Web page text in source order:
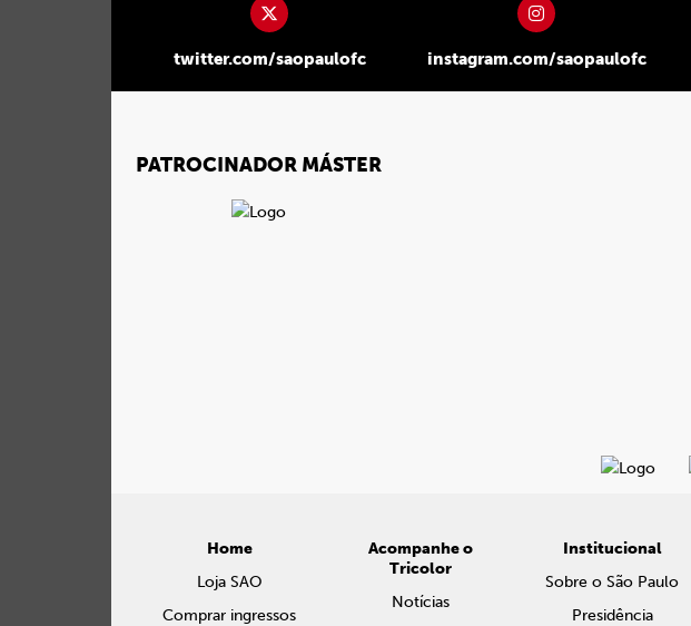
twitter.com/saopaulofc instagram.com/saopaulofc
PATROCINADOR MÁSTER
Home
Loja SAO
Comprar ingressos
Acompanhe o
Tricolor
Notícias
Institucional
Sobre o São Paulo
Presidência